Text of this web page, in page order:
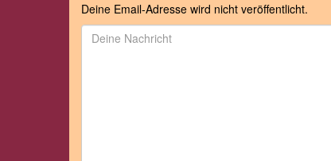
Deine Email-Adresse wird nicht veröffentlicht.